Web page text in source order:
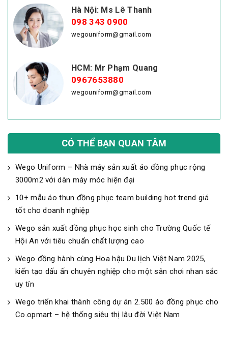
Hà Nội: Ms Lê Thanh
098 343 0900
wegouniform@gmail.com
HCM: Mr Phạm Quang
0967653880
wegouniform@gmail.com
CÓ THỂ BẠN QUAN TÂM
Wego Uniform – Nhà máy sản xuất áo đồng phục rộng
3000m2 với dàn máy móc hiện đại
10+ mẫu áo thun đồng phục team building hot trend giá
tốt cho doanh nghiệp
Wego sản xuất đồng phục học sinh cho Trường Quốc tế
Hội An với tiêu chuẩn chất lượng cao
Wego đồng hành cùng Hoa hậu Du lịch Việt Nam 2025,
kiến tạo dấu ấn chuyên nghiệp cho một sân chơi nhan sắc
uy tín
Wego triển khai thành công dự án 2.500 áo đồng phục cho
Co.opmart – hệ thống siêu thị lâu đời Việt Nam